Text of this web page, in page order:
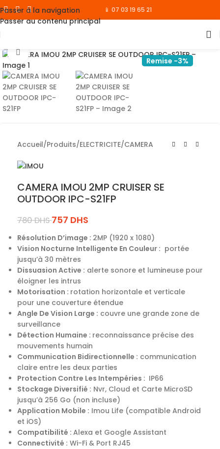
Passer à la navigation
Passer au contenu principal
📱 07 03 19 65 21
Remise -3%
Cliquez pour agrandir
Accueil/Produits/ELECTRICITE/CAMERA
CAMERA IMOU 2MP CRUISER SE
OUTDOOR IPC-S21FP
780DHS 757 DHS
Résolution D’image : 2MP (1920 x 1080)
Vision Nocturne Intelligente En Couleur : portée
jusqu’à 30 mètres
Dissuasion Active : alerte sonore et lumineuse pour
éloigner les intrus
Motorisation : rotation horizontale et verticale
pour une couverture étendue
Angle De Vision Large : couvre une grande zone de
surveillance
Détection Humaine : reconnaissance précise des
mouvements humain
Communication Bidirectionnelle : communication
claire entre les deux parties
Protection Contre Les Intempéries : IP66
Stockage Diversifié : Nvr, Cloud et Carte MicroSD
jusqu’à 256 Go (non incluse)
Application Mobile : Imou Life (compatible Android
et iOS)
Compatibilité : Alexa et Google Assistant
Connectivité : Wi-Fi & Port RJ45